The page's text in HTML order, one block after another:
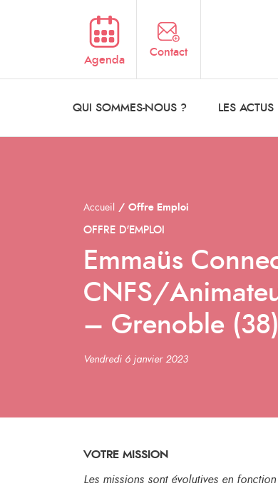
Agenda
Contact
QUI SOMMES-NOUS ? LES
Accueil Offre Emploi
OFFRE D'EMPLOI
Emmaüs
CNFS/
– Grenoble (38)
Vendredi 6 janvier 2023
VOTRE MISSION
Les missions sont évolutives en